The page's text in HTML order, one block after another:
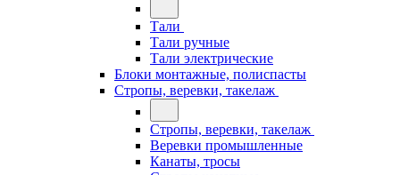
Тали
Тали ручные
Тали электрические
Блоки монтажные, полиспасты
Стропы, веревки, такелаж
Стропы, веревки, такелаж
Веревки промышленные
Канаты, тросы